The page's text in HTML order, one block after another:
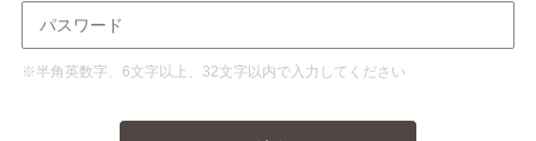
※半角英数字、6文字以上、32文字以内で入力してください